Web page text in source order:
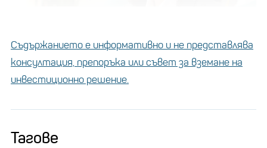
Снимка:Евгений Милов
оттогава досега Елена е изпълнителен
директор на компанията в България
Съдържанието е информативно и не представлява
консултация, препоръка или съвет за вземане на
инвестиционно решение.
Тагове